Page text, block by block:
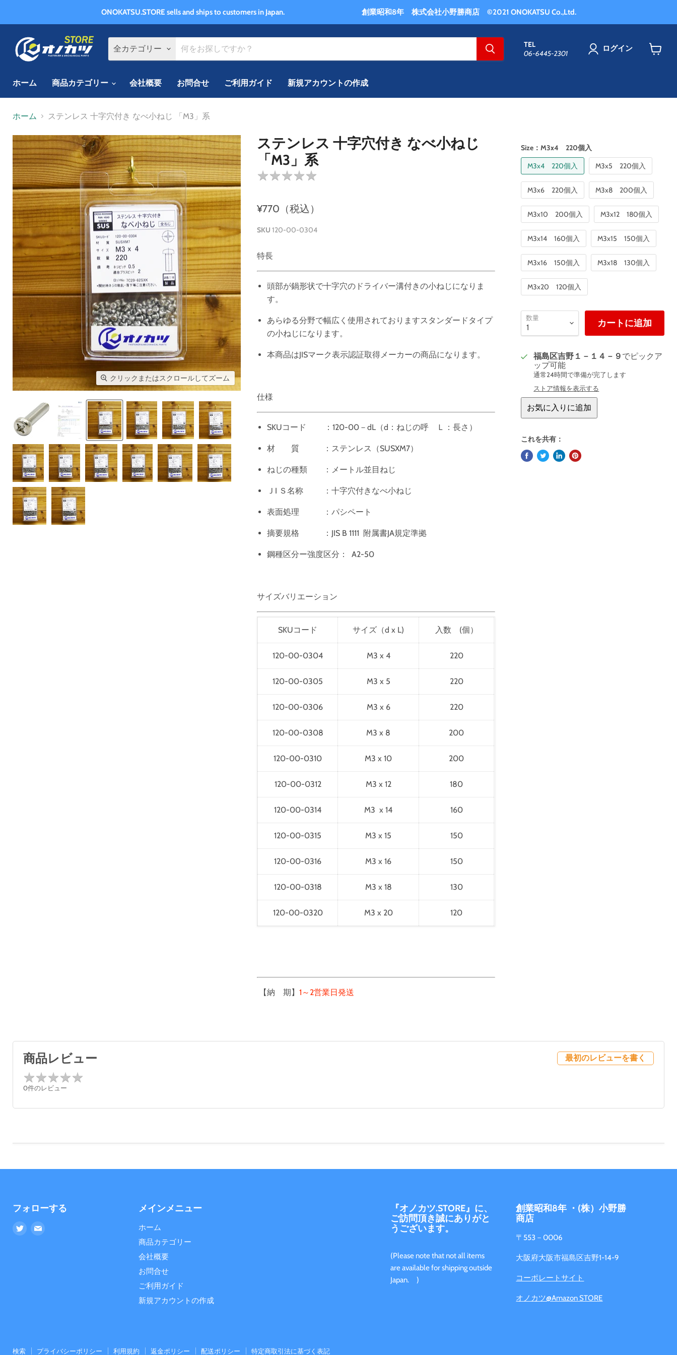
ONOKATSU.STORE sells and ships to customers in Japan. 創業昭和8年 株式会社小野勝商店 ©2021 ONOKATSU Co.,Ltd.
全カテゴリー
TEL
06-6445-2301
ログイン
ホーム 商品カテゴリー 会社概要 お問合せ ご利用ガイド 新規アカウントの作成
ホーム ステンレス 十字穴付き なべ小ねじ 「M3」系
クリックまたはスクロールしてズーム
ステンレス 十字穴付き なべ小ねじ
「M3」系
★★★★★
★★★★★
¥770（税込）
SKU 120-00-0304
特長
頭部が鍋形状で十字穴のドライバー溝付きの小ねじになりま
す。
あらゆる分野で幅広く使用されておりますスタンダードタイプ
の小ねじになります。
本商品はJISマーク表示認証取得メーカーの商品になります。
仕様
SKUコード ：120-00－dL（d：ねじの呼 Ｌ：長さ）
材 質 ：ステンレス（SUSXM7）
ねじの種類 ：メートル並目ねじ
ＪI Ｓ名称 ：十字穴付きなべ小ねじ
表面処理 ：パシペート
摘要規格 ：JIS B 1111 附属書JA規定準拠
鋼種区分ー強度区分 ： A2-50
サイズバリエーション
SKUコード サイズ（d x L) 入数 (個）
120-00-0304 M3 x 4 220
120-00-0305 M3 x 5 220
120-00-0306 M3 x 6 220
120-00-0308 M3 x 8 200
120-00-0310 M3 x 10 200
120-00-0312 M3 x 12 180
120-00-0314 M3 x 14 160
120-00-0315 M3 x 15 150
120-00-0316 M3 x 16 150
120-00-0318 M3 x 18 130
120-00-0320 M3 x 20 120
【納 期】1～2営業日発送
Size：M3x4 220個入
M3x4 220個入
M3x5 220個入
M3x6 220個入 M3x8 200個入
M3x10 200個入 M3x12 180個入
M3x14 160個入 M3x15 150個入
M3x16 150個入 M3x18 130個入
M3x20 120個入
数量 カートに追加
福島区吉野１－１４－９ でピックア
ップ可能
通常24時間で準備が完了します
ストア情報を表示する
お気に入りに追加
これを共有：
商品レビュー 最初のレビューを書く
★★★★★
★★★★★
0件のレビュー
フォローする
TwitterE
だ
メインメニュー
ホーム
商品カテゴリー
会社概要
お問合せ
ご利用ガイド
新規アカウントの作成
『オノカツ.STORE』に、
ご訪問頂き誠にありがと
うございます。
(Please note that not all items
are available for shipping outside
Japan. )
創業昭和8年 ・(株）小野勝
商店
〒553－0006
大阪府大阪市福島区吉野1-14-9
コーポレートサイト
オノカツ@Amazon STORE
検索 プライバシーポリシー 利用規約 返金ポリシー 配送ポリシー 特定商取引法に基づく表記